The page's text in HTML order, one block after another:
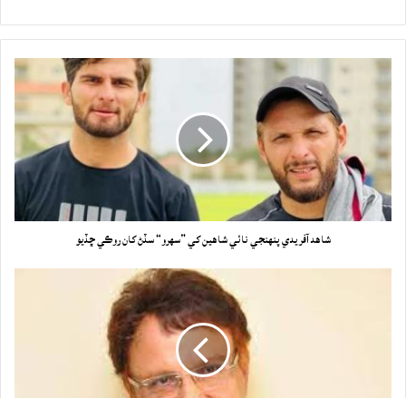
شاهد آفريدي پنهنجي ناٺي شاهين کي ”سهرو“ سڏڻ کان روڪي ڇڏيو